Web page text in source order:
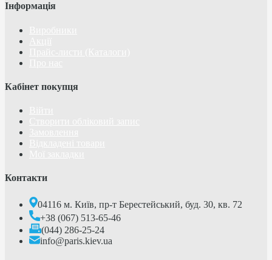
Інформація
Кабінет покупця
Контакти
04116 м. Київ, пр-т Берестейський, буд. 30, кв. 72
+38 (067) 513-65-46
(044) 286-25-24
info@paris.kiev.ua